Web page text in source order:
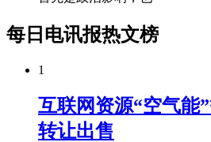
每日电讯报热文榜
1
互联网资源“空气能
转让出售